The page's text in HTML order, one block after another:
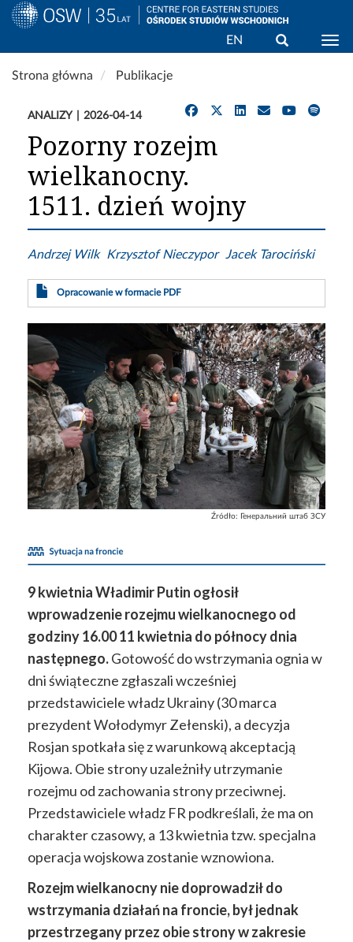
Przejdź
do
EN Wyszukaj
Strona główna Publikacje
ANALIZY 2026-04-14
Pozorny rozejm
wielkanocny.
1511. dzień wojny
Andrzej Wilk Krzysztof Nieczypor Jacek Tarociński
Opracowanie w formacie PDF
Źródło: Генеральний штаб ЗСУ
9 kwietnia Władimir Putin ogłosił
wprowadzenie rozejmu wielkanocnego od
godziny 16.00 11 kwietnia do północy dnia
następnego.Gotowość do wstrzymania ognia w
dni świąteczne zgłaszali wcześniej
przedstawiciele władz Ukrainy (30 marca
prezydent Wołodymyr Zełenski), a decyzja
Rosjan spotkała się z warunkową akceptacją
Kijowa. Obie strony uzależniły utrzymanie
rozejmu od zachowania strony przeciwnej.
Przedstawiciele władz FR podkreślali, że ma on
charakter czasowy, a 13 kwietnia tzw. specjalna
operacja wojskowa zostanie wznowiona.
Rozejm wielkanocny nie doprowadził do
wstrzymania działań na froncie, był jednak
przestrzegany przez obie strony w zakresie